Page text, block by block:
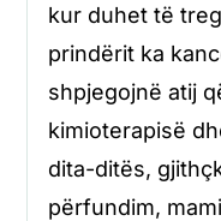
kur duhet të
prindërit ka
shpjegojnë atij
kimioterapisë
dita-ditës,
përfundim,